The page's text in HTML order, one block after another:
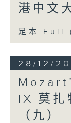
港中文
足本 Full
28/12/
IX 莫扎
（九）